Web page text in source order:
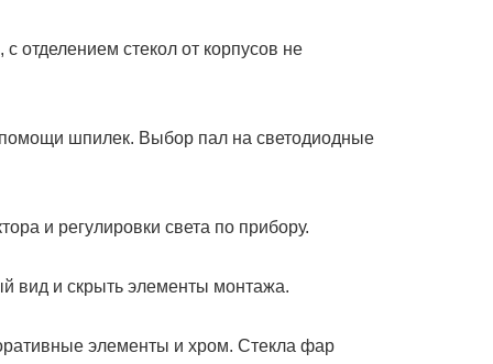
отделением стекол от корпусов не
шпилек. Выбор пал на светодиодные
и регулировки света по прибору.
вид и скрыть элементы монтажа.
элементы и хром. Стекла фар